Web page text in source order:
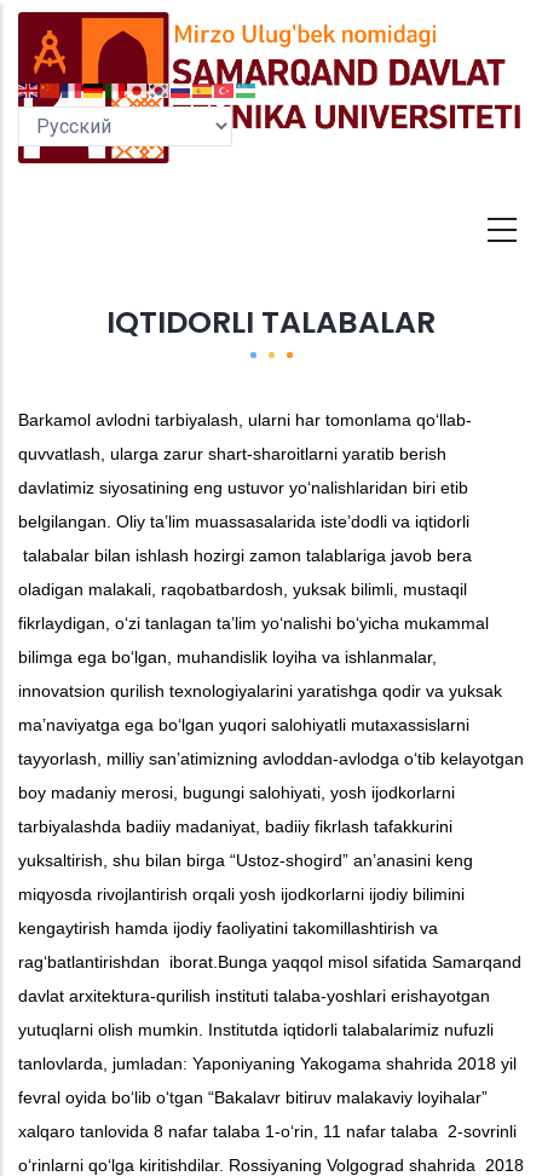
Перейти
основному
содержанию
IQTIDORLI TALABALAR
Barkamol avlodni tarbiyalash, ularni har tomonlama qo‘llab-
quvvatlash, ularga zarur shart-sharoitlarni yaratib berish
davlatimiz siyosatining eng ustuvor yo‘nalishlaridan biri etib
belgilangan. Oliy ta’lim muassasalarida iste’dodli va iqtidorli
talabalar bilan ishlash hozirgi zamon talablariga javob bera
oladigan malakali, raqobatbardosh, yuksak bilimli, mustaqil
fikrlaydigan, o‘zi tanlagan ta’lim yo‘nalishi bo‘yicha mukammal
bilimga ega bo‘lgan, muhandislik loyiha va ishlanmalar,
innovatsion qurilish texnologiyalarini yaratishga qodir va yuksak
ma’naviyatga ega bo‘lgan yuqori salohiyatli mutaxassislarni
tayyorlash, milliy san’atimizning avloddan-avlodga o‘tib kelayotgan
boy madaniy merosi, bugungi salohiyati, yosh ijodkorlarni
tarbiyalashda badiiy madaniyat, badiiy fikrlash tafakkurini
yuksaltirish, shu bilan birga “Ustoz-shogird” an’anasini keng
miqyosda rivojlantirish orqali yosh ijodkorlarni ijodiy bilimini
kengaytirish hamda ijodiy faoliyatini takomillashtirish va
rag‘batlantirishdan iborat.Bunga yaqqol misol sifatida Samarqand
davlat arxitektura-qurilish instituti talaba-yoshlari erishayotgan
yutuqlarni olish mumkin. Institutda iqtidorli talabalarimiz nufuzli
tanlovlarda, jumladan: Yaponiyaning Yakogama shahrida 2018 yil
fevral oyida bo‘lib o‘tgan “Bakalavr bitiruv malakaviy loyihalar”
xalqaro tanlovida 8 nafar talaba 1-o‘rin, 11 nafar talaba 2-sovrinli
o‘rinlarni qo‘lga kiritishdilar. Rossiyaning Volgograd shahrida 2018